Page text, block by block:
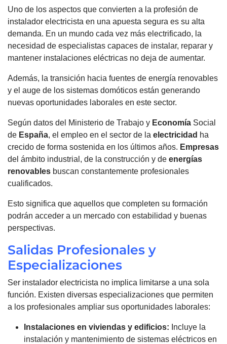
Uno de los aspectos que convierten a la profesión de
instalador electricista en una apuesta segura es su alta
demanda. En un mundo cada vez más electrificado, la
necesidad de especialistas capaces de instalar, reparar y
mantener instalaciones eléctricas no deja de aumentar.
Además, la transición hacia fuentes de energía renovables
y el auge de los sistemas domóticos están generando
nuevas oportunidades laborales en este sector.
Según datos del Ministerio de Trabajo y Economía Social
de España, el empleo en el sector de la electricidad ha
crecido de forma sostenida en los últimos años. Empresas
del ámbito industrial, de la construcción y de energías
renovables buscan constantemente profesionales
cualificados.
Esto significa que aquellos que completen su formación
podrán acceder a un mercado con estabilidad y buenas
perspectivas.
Salidas Profesionales y
Especializaciones
Ser instalador electricista no implica limitarse a una sola
función. Existen diversas especializaciones que permiten
a los profesionales ampliar sus oportunidades laborales:
Instalaciones en viviendas y edificios: Incluye la
instalación y mantenimiento de sistemas eléctricos en